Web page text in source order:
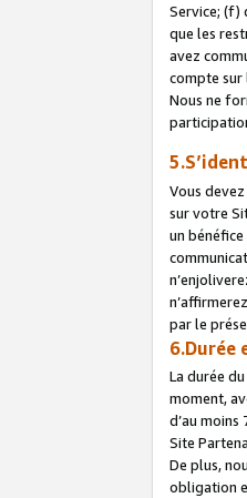
Service; (f)
que les
avez
compte sur
Nous ne
Vous
sur votre
un
par le
6.Durée
La durée
moment,
d’au
Site
De plus,
obligation